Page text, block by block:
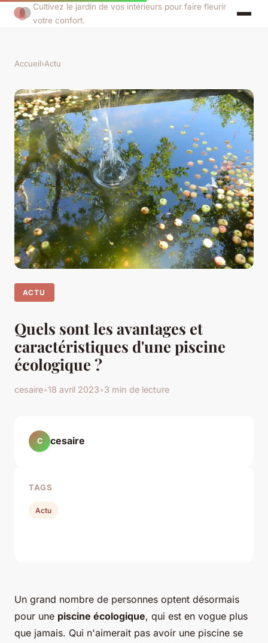
Cultivez le jardin de vos intérieurs pour faire fleurir
votre confort.
Accueil›Actu
ACTU
Quels sont les avantages et
caractéristiques d'une piscine
écologique ?
cesaire•18 avril 2023•3 min de lecture
Un grand nombre de personnes optent désormais
pour une piscine écologique, qui est en vogue plus
que jamais. Qui n'aimerait pas avoir une piscine se
C cesaire
TAGS
Actu